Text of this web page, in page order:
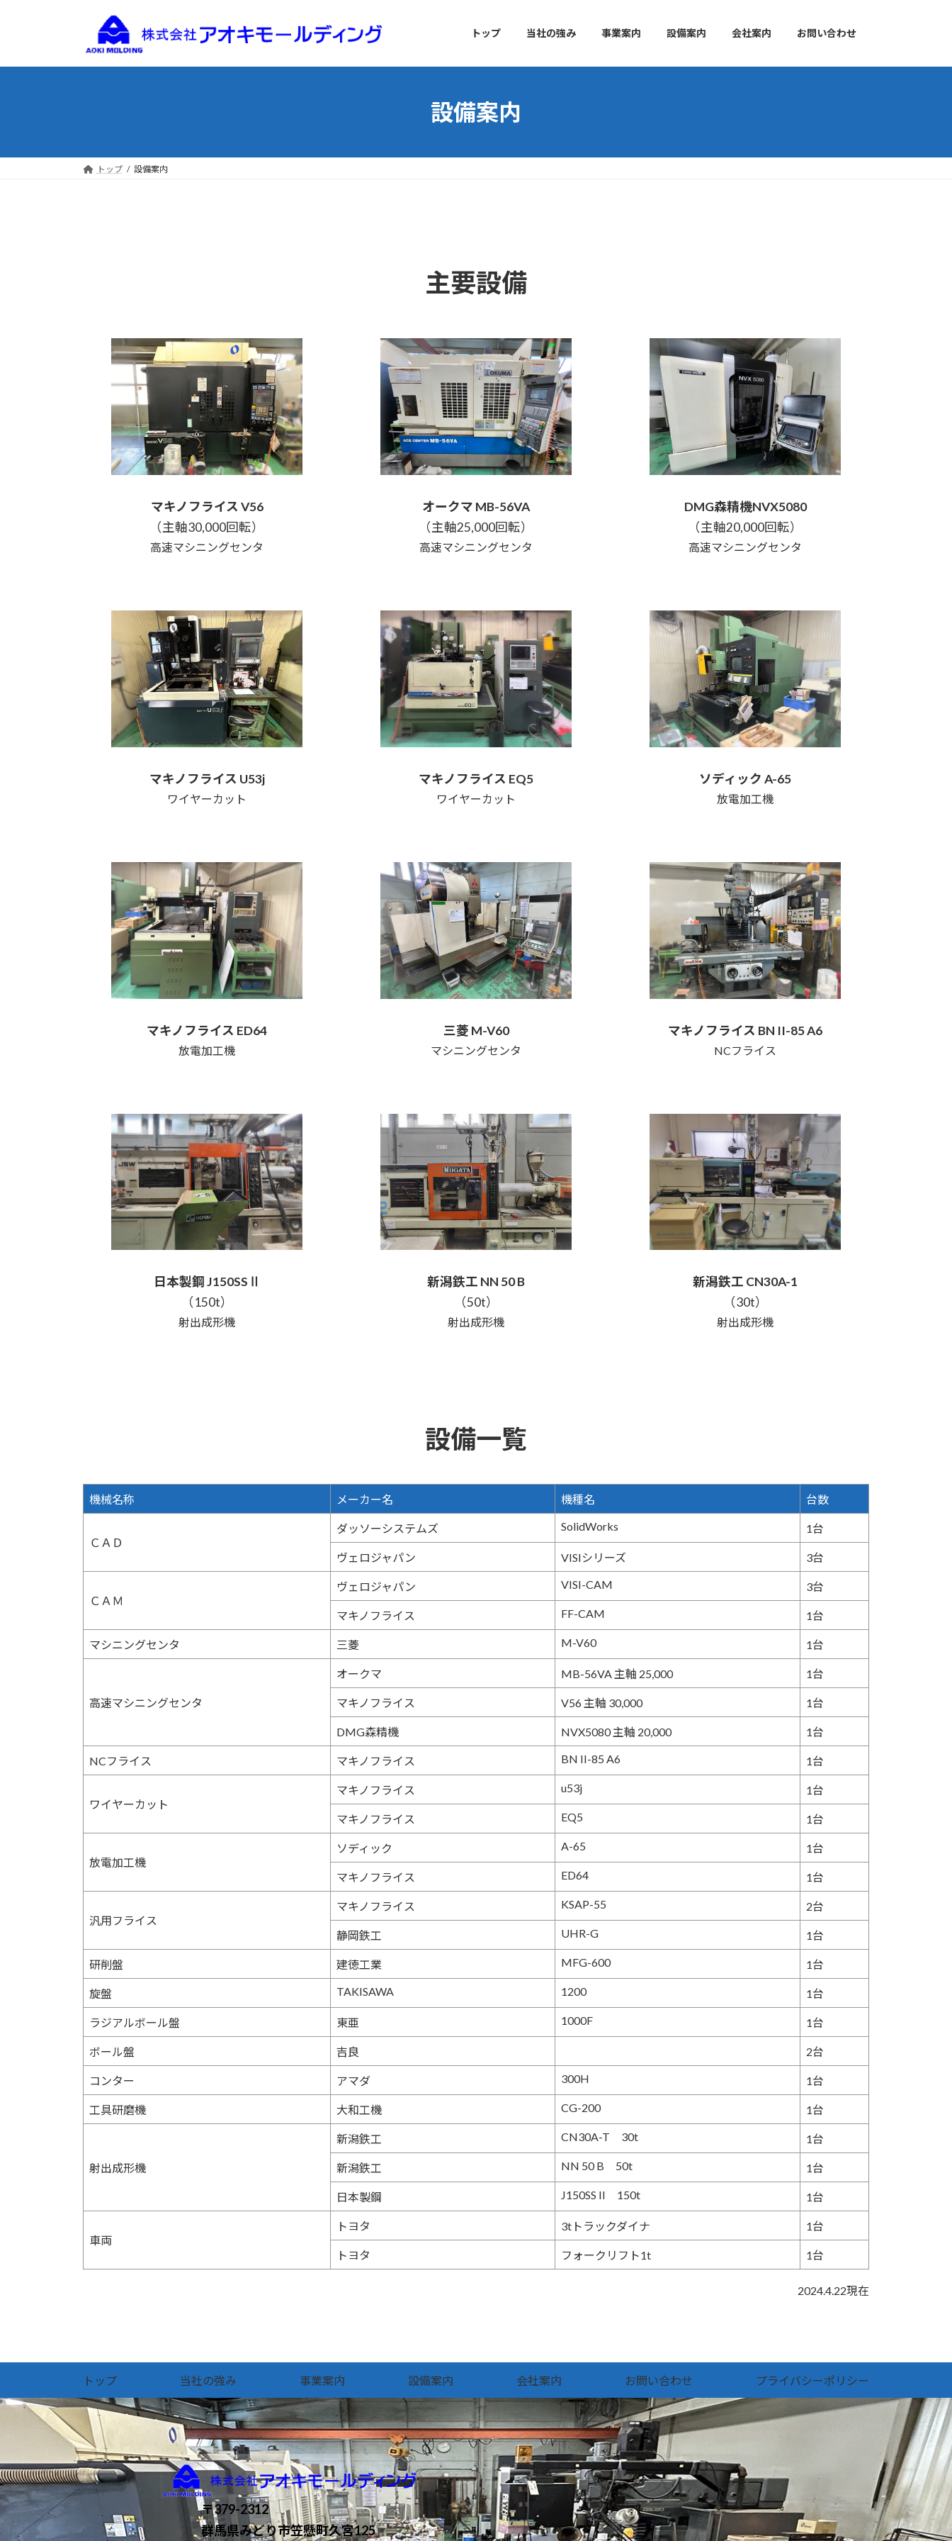
プ
動
トップ 当社の強み 事業案内 設備案内 会社案内 お問い合わせ
設備案内
トップ 設備案内
主要設備
マキノフライス V56
（主軸30,000回転）
高速マシニングセンタ
オークマ MB-56VA
（主軸25,000回転）
高速マシニングセンタ
DMG森精機NVX5080
（主軸20,000回転）
高速マシニングセンタ
マキノフライス U53j
ワイヤーカット
マキノフライス EQ5
ワイヤーカット
ソディック A-65
放電加工機
マキノフライス ED64
放電加工機
三菱 M-V60
マシニングセンタ
マキノフライス BN II-85 A6
NCフライス
日本製鋼 J150SSⅡ
（150t）
射出成形機
新潟鉄工 NN 50 B
（50t）
射出成形機
新潟鉄工 CN30A-1
（30t）
射出成形機
設備一覧
機械名称 メーカー名 機種名 台数
ＣＡＤ
ダッソーシステムズ SolidWorks 1台
ヴェロジャパン VISIシリーズ 3台
ＣＡＭ
ヴェロジャパン VISI-CAM 3台
マキノフライス FF-CAM 1台
マシニングセンタ 三菱 M-V60 1台
高速マシニングセンタ
オークマ MB-56VA 主軸 25,000 1台
マキノフライス V56 主軸 30,000 1台
DMG森精機 NVX5080 主軸 20,000 1台
NCフライス マキノフライス BN II-85 A6 1台
ワイヤーカット
マキノフライス u53j 1台
マキノフライス EQ5 1台
放電加工機
ソディック A-65 1台
マキノフライス ED64 1台
汎用フライス
マキノフライス KSAP-55 2台
静岡鉄工 UHR-G 1台
研削盤 建徳工業 MFG-600 1台
旋盤 TAKISAWA 1200 1台
ラジアルボール盤 東亜 1000F 1台
ボール盤 吉良 2台
コンター アマダ 300H 1台
工具研磨機 大和工機 CG-200 1台
射出成形機
新潟鉄工 CN30A-T 30t 1台
新潟鉄工 NN 50 B 50t 1台
日本製鋼 J150SS II 150t 1台
車両
トヨタ 3tトラックダイナ 1台
トヨタ フォークリフト1t 1台
2024.4.22現在
トップ 当社の強み 事業案内 設備案内 会社案内 お問い合わせ プライバシーポリシー
〒379-2312
群馬県みどり市笠懸町久宮125